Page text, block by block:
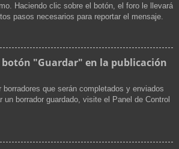
Haciendo clic sobre el botón, el foro le llevará
pasos necesarios para reportar el mensaje.
botón "Guardar" en la publicación
borradores que serán completados y enviados
un borrador guardado, visite el Panel de Control